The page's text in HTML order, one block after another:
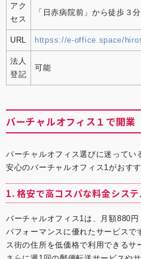
アク
セス
「日赤病院前」から徒歩３分
URL httpss://e-office.space/
法人
登記
可能
バーチャルオフィス１で開業
バーチャルオフィス選びに迷ってい
安心のバーチャルオフィス1がおす
1. 格安で高コスパな料金システ
バーチャルオフィス1は、月額880
パフォーマンスに優れたサービスで
ス街の住所を低価格で利用できるサ